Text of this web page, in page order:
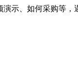
示、如何采购等